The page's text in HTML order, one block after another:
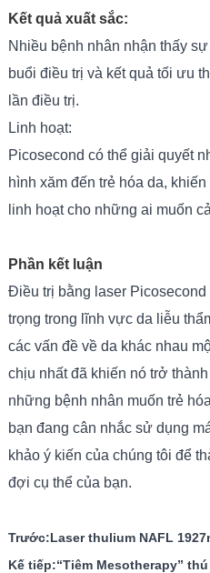
Kết quả xuất sắc:
Nhiều bệnh nhân nhận thấy
buổi điều trị và kết quả tối ưu
lần điều trị.
Linh hoạt:
Picosecond có thể giải quyết
hình xăm đến trẻ hóa da,
linh hoạt cho những ai muốn
Phần kết luận
Điều trị bằng laser
trọng trong lĩnh vực da liễu
các vấn đề về da khác nhau
chịu nhất đã khiến nó trở
những bệnh nhân muốn trẻ
bạn đang cân nhắc sử dụng
khảo ý kiến ​​của chúng tôi để
đợi cụ thể của bạn.
Trước:Laser thulium NAFL
Kế tiếp:“Tiêm Mesotherapy”